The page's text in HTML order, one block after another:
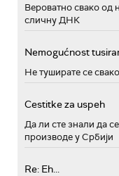
Вероватно свако од
сличну ДНК
Nemogućnost
Не туширате се
Cestitke za uspeh
Да ли сте знали да
производе у Србији
Re: Eh...